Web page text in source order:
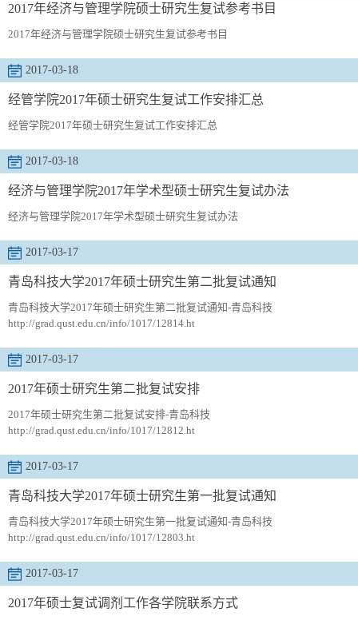
准备。注：MPAcc非全日制学制3年，总学费4.8万元人民...
2017年经济与管理学院硕士研究生复试参考书目
2017年经济与管理学院硕士研究生复试参考书目
2017-03-18
经管学院2017年硕士研究生复试工作安排汇总
经管学院2017年硕士研究生复试工作安排汇总
2017-03-18
经济与管理学院2017年学术型硕士研究生复试办法
经济与管理学院2017年学术型硕士研究生复试办法
2017-03-17
青岛科技大学2017年硕士研究生第二批复试通知
青岛科技大学2017年硕士研究生第二批复试通知-青岛科技
http://grad.qust.edu.cn/info/1017/12814.ht
2017-03-17
2017年硕士研究生第二批复试安排
2017年硕士研究生第二批复试安排-青岛科技
http://grad.qust.edu.cn/info/1017/12812.ht
2017-03-17
青岛科技大学2017年硕士研究生第一批复试通知
青岛科技大学2017年硕士研究生第一批复试通知-青岛科技
http://grad.qust.edu.cn/info/1017/12803.ht
2017-03-17
2017年硕士复试调剂工作各学院联系方式